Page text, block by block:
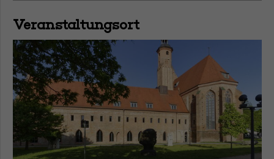
Veranstaltungsort